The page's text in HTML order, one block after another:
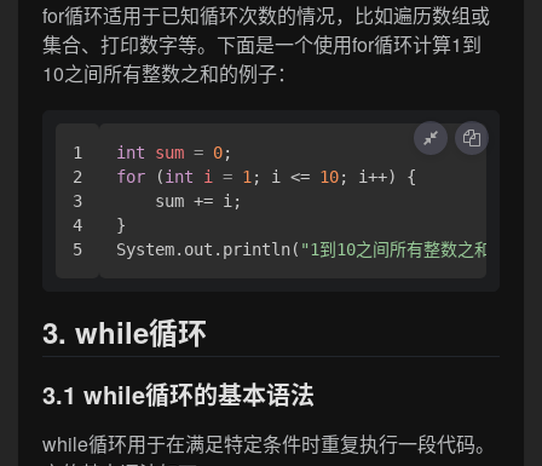
for循环适用于已知循环次数的情况，比如遍历数组或
集合、打印数字等。下面是一个使用for循环计算1到
10之间所有整数之和的例子：
1
2
3
4
int sum = 0
for (int i = 1 ; i <= 10; i++) {
    sum += i;
}
System.out.println( "1到10之间所有整数之和为："
3. while循环
3.1 while循环的基本语法
while循环用于在满足特定条件时重复执行一段代码。